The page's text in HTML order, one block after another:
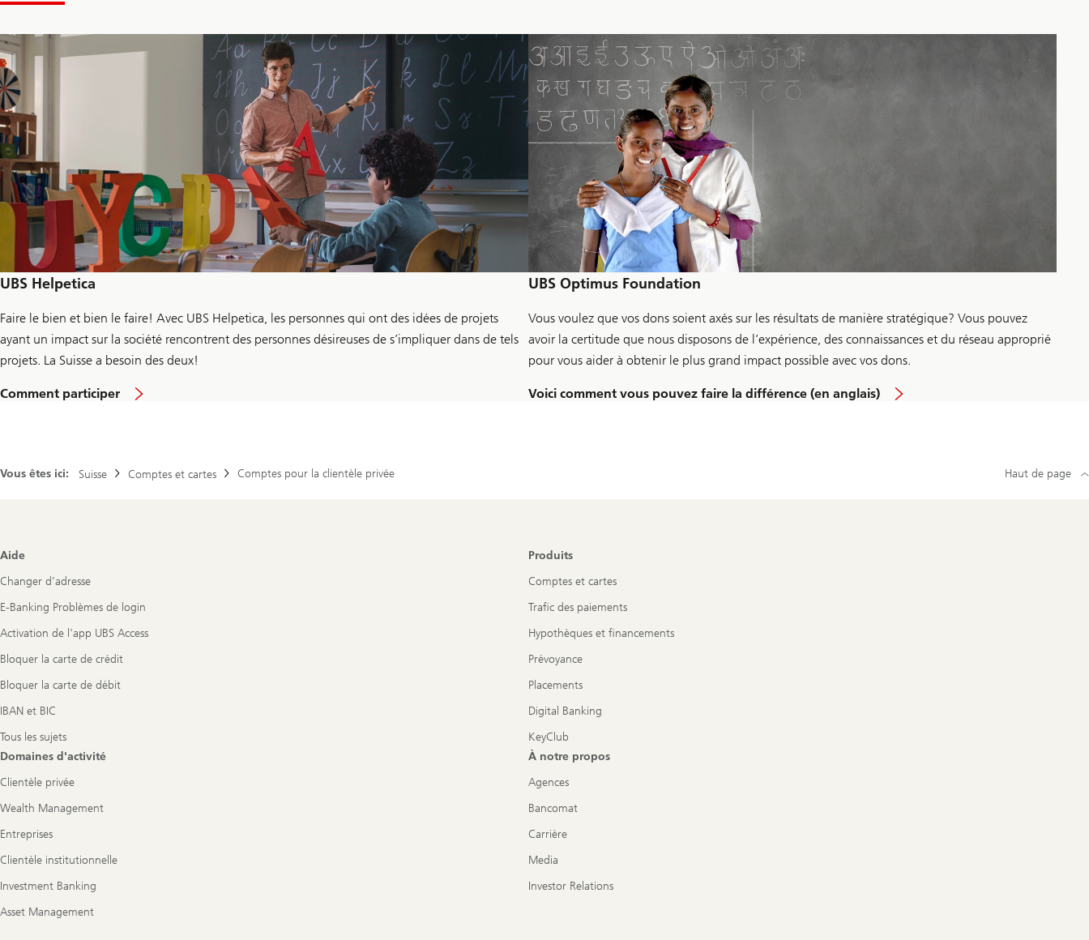
UBS Helpetica
Faire le bien et bien le faire! Avec UBS Helpetica, les personnes qui ont des idées de projets
ayant un impact sur la société rencontrent des personnes désireuses de s’impliquer dans de tels
projets. La Suisse a besoin des deux!
Comment participer
UBS Optimus Foundation
Vous voulez que vos dons soient axés sur les résultats de manière stratégique? Vous pouvez
avoir la certitude que nous disposons de l’expérience, des connaissances et du réseau approprié
pour vous aider à obtenir le plus grand impact possible avec vos dons.
Voici comment vous pouvez faire la différence (en anglais)
Vous êtes ici: Suisse Comptes et cartes Comptes pour la clientèle privée Haut de page
Footer
Aide
Changer d’adresse
E-Banking Problèmes de login
Activation de l'app UBS Access
Bloquer la carte de crédit
Bloquer la carte de débit
IBAN et BIC
Tous les sujets
Produits
Comptes et cartes
Trafic des paiements
Hypothèques et financements
Prévoyance
Placements
Digital Banking
KeyClub
Domaines d'activité
Clientèle privée
Wealth Management
Entreprises
Clientèle institutionnelle
Investment Banking
Asset Management
À notre propos
Agences
Bancomat
Carrière
Media
Investor Relations